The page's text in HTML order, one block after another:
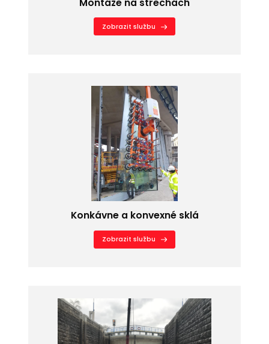
Montáže na strechách
Zobrazit službu
Konkávne a konvexné sklá
Zobrazit službu